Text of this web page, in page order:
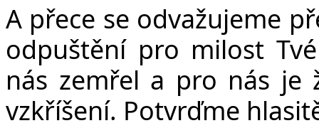
A přece se odvažujeme
odpuštění pro milost
nás zemřel a pro nás je
vzkříšení. Potvrďme